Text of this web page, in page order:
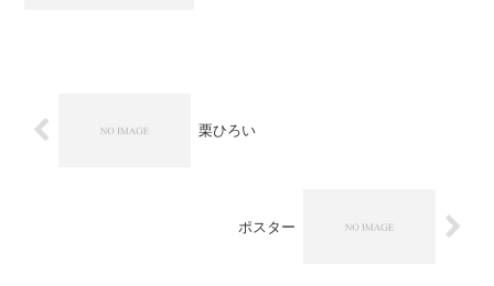
栗ひろい
ポスター